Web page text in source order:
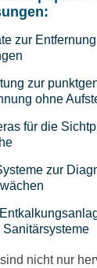
zur
zur
ohne
für die
zur
Sanitärsysteme
nicht nur